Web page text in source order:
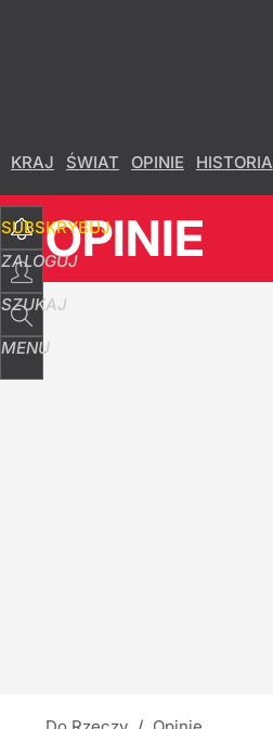
KRAJ ŚWIAT OPINIE HISTORIA
SUBSKRYBUJ
ZALOGUJ
SZUKAJ
MENU
OPINIE